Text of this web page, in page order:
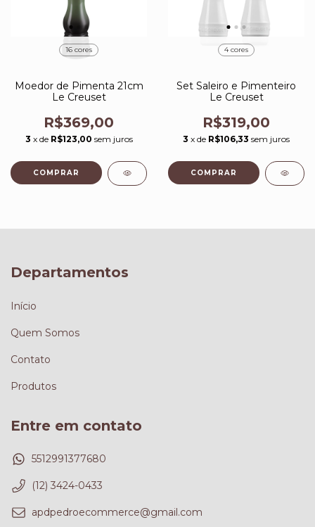
16 cores
Moedor de Pimenta 21cm
Le Creuset
R$369,00
3 x de R$123,00 sem juros
COMPRAR
4 cores
Set Saleiro e Pimenteiro
Le Creuset
R$319,00
3 x de R$106,33 sem juros
COMPRAR
Departamentos
Início
Quem Somos
Contato
Produtos
Entre em contato
5512991377680
(12) 3424-0433
apdpedroecommerce@gmail.com